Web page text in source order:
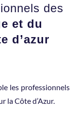
des
et du
d’azur
les professionnels
la Côte d’Azur.